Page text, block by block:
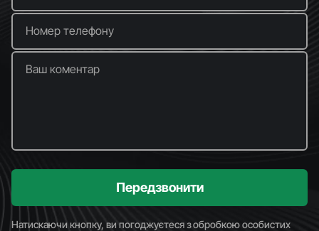
Номер телефону
Ваш коментар
Передзвонити
Натискаючи кнопку, ви погоджуєтеся з обробкою особистих